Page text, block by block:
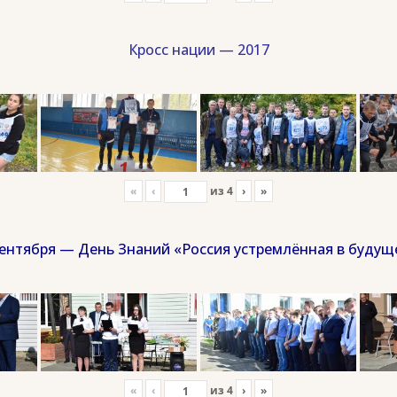
Кросс нации — 2017
« ‹ из 4 › »
— День Знаний «Россия устремлённая в
« ‹ из 4 › »